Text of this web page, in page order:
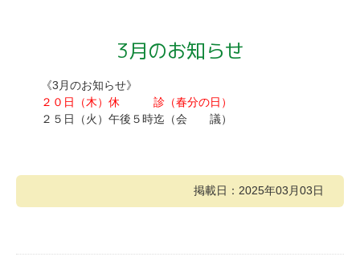
3月のお知らせ
《3月のお知らせ》
２０日（木）休 診（春分の日）
２５日（火）午後５時迄（会 議）
掲載日：2025年03月03日